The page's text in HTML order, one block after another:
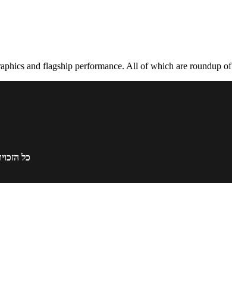
and flagship performance. All of which are roundup
כל